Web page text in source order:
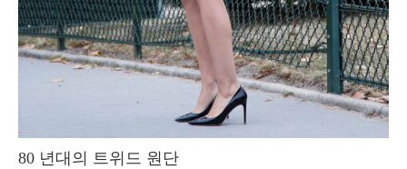
80 년대의 트위드 원단